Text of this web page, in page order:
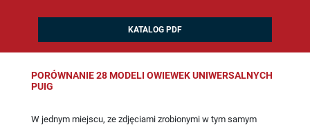
KATALOG PDF
PORÓWNANIE 28 MODELI OWIEWEK UNIWERSALNYCH
PUIG
W jednym miejscu, ze zdjęciami zrobionymi w tym samym